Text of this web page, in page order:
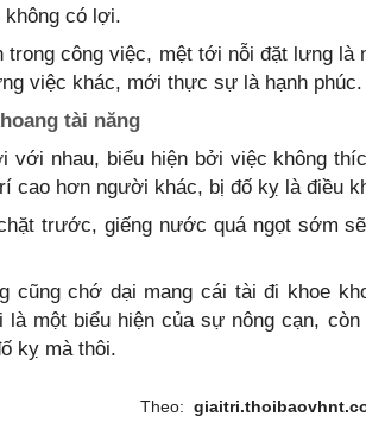
có lợi.
trong công việc, mệt tới nỗi đặt lưng là
việc khác, mới thực sự là hạnh phúc.
tài năng
với nhau, biểu hiện bởi việc không
cao hơn người khác, bị đố kỵ là điều
trước, giếng nước quá ngọt sớm
cũng chớ dại mang cái tài đi khoe
một biểu hiện của sự nông cạn, còn
kỵ mà thôi.
Theo: